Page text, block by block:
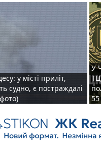
у місті приліт,
судно, є постраждалі
У
55